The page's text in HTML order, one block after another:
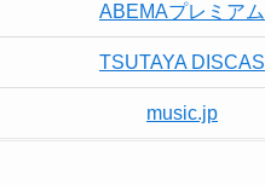
ABEMAプレミアム
TSUTAYA DISCAS
music.jp